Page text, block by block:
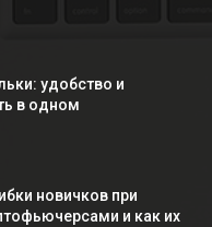
удобство и
в одном
новичков при
и как их